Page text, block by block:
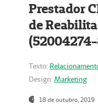
Prestador
de
Texto:
Design: Marketing
18 de outubro, 2019